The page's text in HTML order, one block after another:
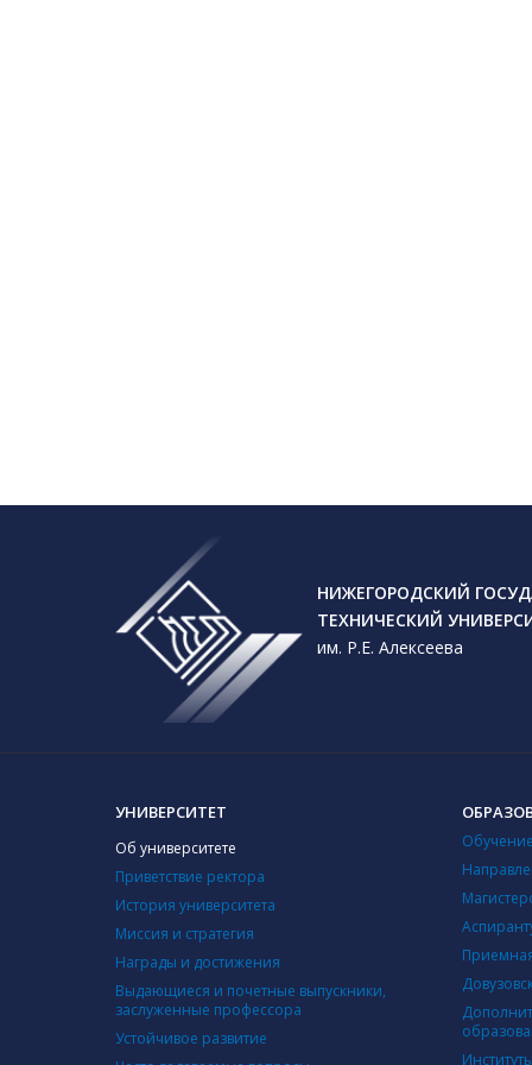
НИЖЕГОРОДСКИЙ
ТЕХНИЧЕСКИЙ
им. Р.Е. Алексеева
УНИВЕРСИТЕТ
Об университете
Приветствие ректора
История университета
Миссия и стратегия
Награды и достижения
Выдающиеся и почетные выпускники,
заслуженные профессора
Устойчивое развитие